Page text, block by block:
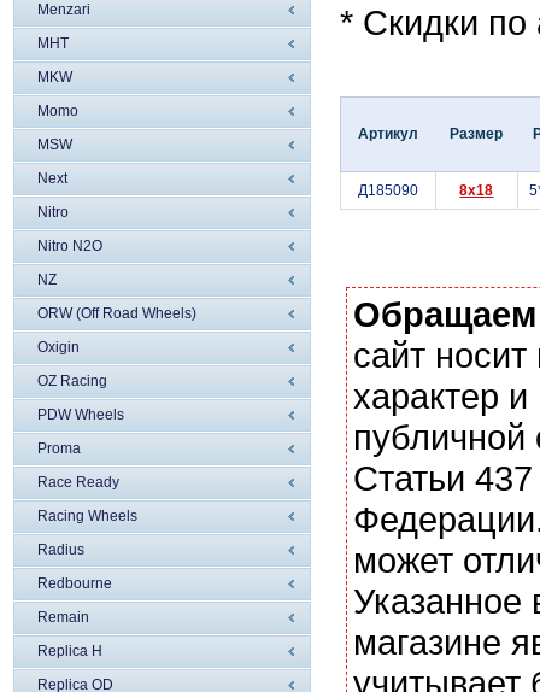
Menzari
MHT
MKW
Momo
MSW
Next
Nitro
Nitro N2O
NZ
ORW (Off Road Wheels)
Oxigin
OZ Racing
PDW Wheels
Proma
Race Ready
Racing Wheels
Radius
Redbourne
Remain
Replica H
Replica OD
* Скидки по
Артикул Размер
Д185090 8x18
сайт
характер
Статьи
может
магазине
учитывает